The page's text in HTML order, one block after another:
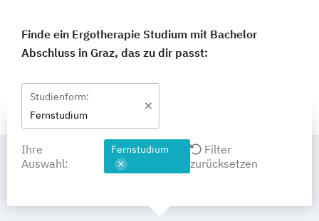
Finde ein Ergotherapie Studium mit Bachelor
Abschluss in Graz, das zu dir passt:
Studienform:
Fernstudium
Ihre
Auswahl:
Fernstudium
Filter
zurücksetzen